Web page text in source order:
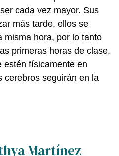
cada vez mayor. Sus
más tarde, ellos se
misma hora, por lo tanto
primeras horas de clase,
estén físicamente en
cerebros seguirán en la
Martínez